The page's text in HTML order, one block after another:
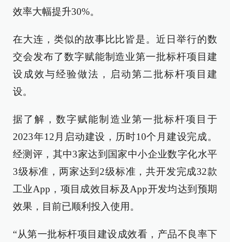
效率大幅提升30%。
在大连，类似的故事比比皆是。近日举行的数
交会发布了数字赋能制造业第一批标杆项目建
设成效与经验做法，启动第二批标杆项目建
设。
据了解，数字赋能制造业第一批标杆项目于
2023年12月启动建设，历时10个月建设完成。
经测评，其中3家达到国家中小企业数字化水平
3级标准，两家达到2级标准，共开发完成32款
工业App，项目成效目标及App开发均达到预期
效果，目前已顺利投入使用。
“从第一批标杆项目建设成效看，产品不良率下